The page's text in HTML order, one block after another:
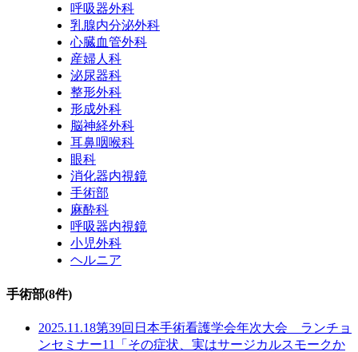
呼吸器外科
乳腺内分泌外科
心臓血管外科
産婦人科
泌尿器科
整形外科
形成外科
脳神経外科
耳鼻咽喉科
眼科
消化器内視鏡
手術部
麻酔科
呼吸器内視鏡
小児外科
ヘルニア
手術部(8件)
2025.11.18第39回日本手術看護学会年次大会 ランチョ
ンセミナー11
「その症状、実はサージカルスモークか